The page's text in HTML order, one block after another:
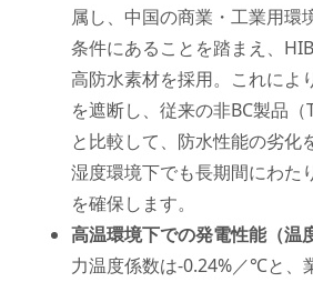
属し、中国の商業・工業用環
条件にあることを踏まえ、
高防水素材を採用。これによ
を遮断し、従来の非BC製品（
と比較して、防水性能の劣化
湿度環境下でも長期間にわた
を確保します。
高温環境下での発電性能（温
力温度係数は-0.24%／℃と、